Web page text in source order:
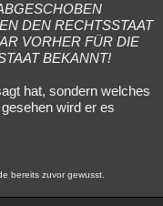
DEN RECHTSSTAAT
VORHER FÜR DIE
BEKANNT!
hat, sondern welches
wird er es
bereits zuvor gewusst.